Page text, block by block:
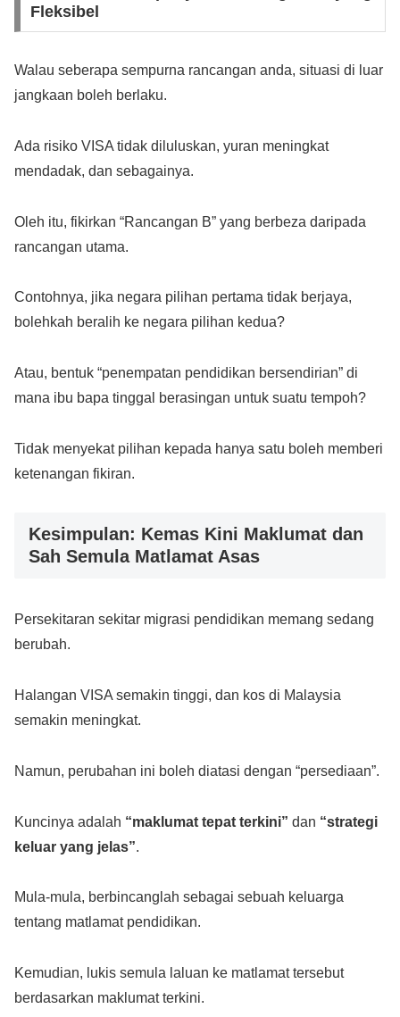
Fleksibel
Walau seberapa sempurna rancangan anda, situasi di luar
jangkaan boleh berlaku.
Ada risiko VISA tidak diluluskan, yuran meningkat
mendadak, dan sebagainya.
Oleh itu, fikirkan “Rancangan B” yang berbeza daripada
rancangan utama.
Contohnya, jika negara pilihan pertama tidak berjaya,
bolehkah beralih ke negara pilihan kedua?
Atau, bentuk “penempatan pendidikan bersendirian” di
mana ibu bapa tinggal berasingan untuk suatu tempoh?
Tidak menyekat pilihan kepada hanya satu boleh memberi
ketenangan fikiran.
Kesimpulan: Kemas Kini Maklumat dan
Sah Semula Matlamat Asas
Persekitaran sekitar migrasi pendidikan memang sedang
berubah.
Halangan VISA semakin tinggi, dan kos di Malaysia
semakin meningkat.
Namun, perubahan ini boleh diatasi dengan “persediaan”.
Kuncinya adalah “maklumat tepat terkini” dan “strategi
keluar yang jelas”.
Mula-mula, berbincanglah sebagai sebuah keluarga
tentang matlamat pendidikan.
Kemudian, lukis semula laluan ke matlamat tersebut
berdasarkan maklumat terkini.